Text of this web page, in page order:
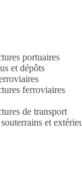
portuaires
et dépôts
ferroviaires
de transport
et